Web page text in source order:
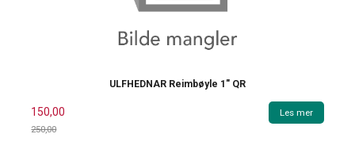
ULFHEDNAR Reimbøyle 1" QR
150,00
250,00
Les mer